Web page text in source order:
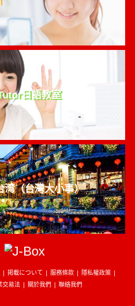
日語教室
湾（台灣大小事）
掲載について 服務條款
隱私權政策
交易法
關於我們 聯絡我們